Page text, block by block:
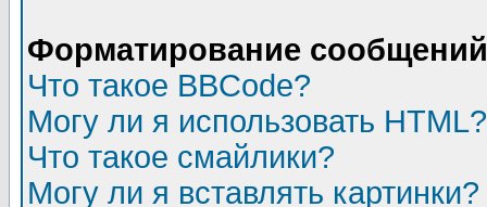
Форматирование
Что такое BBCode?
Могу ли я использовать HTML?
Что такое смайлики?
Могу ли я вставлять картинки?